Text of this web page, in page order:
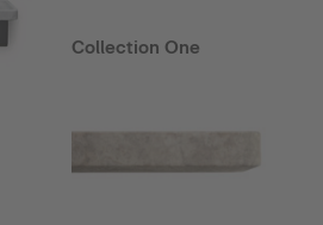
Collection One